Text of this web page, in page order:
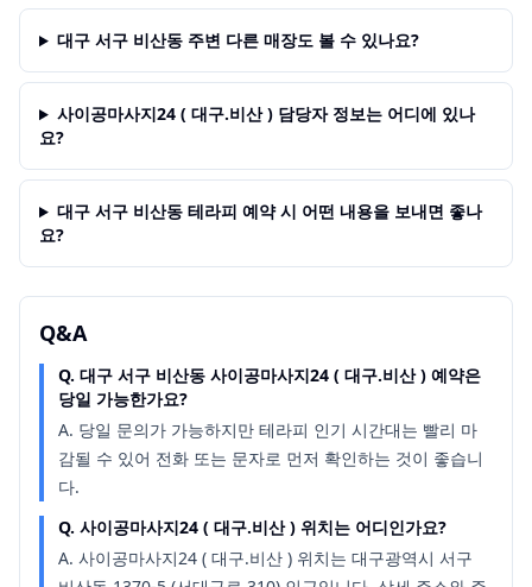
대구 서구 비산동 주변 다른 매장도 볼 수 있나요?
사이공마사지24 ( 대구.비산 ) 담당자 정보는 어디에 있나
요?
대구 서구 비산동 테라피 예약 시 어떤 내용을 보내면 좋나
요?
Q&A
Q. 대구 서구 비산동 사이공마사지24 ( 대구.비산 ) 예약은
당일 가능한가요?
A. 당일 문의가 가능하지만 테라피 인기 시간대는 빨리 마
감될 수 있어 전화 또는 문자로 먼저 확인하는 것이 좋습니
다.
Q. 사이공마사지24 ( 대구.비산 ) 위치는 어디인가요?
A. 사이공마사지24 ( 대구.비산 ) 위치는 대구광역시 서구